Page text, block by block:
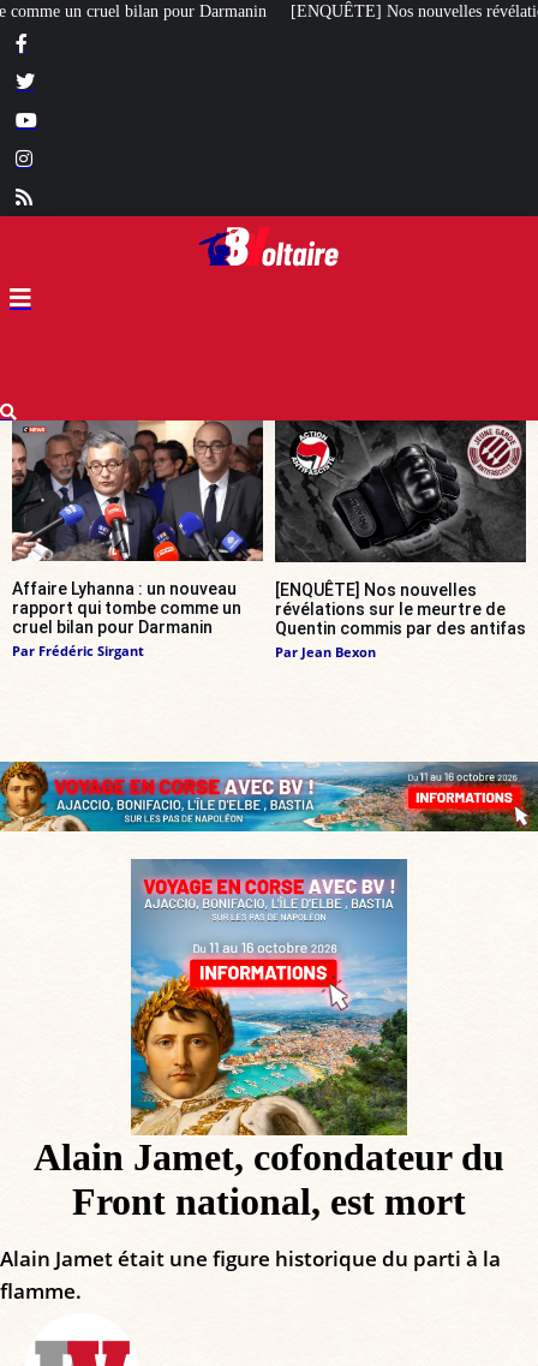
[ENQUÊTE] Nos nouvelles révélations sur le meurtre de Quentin
Affaire Lyhanna : un nouveau
rapport qui tombe comme un
cruel bilan pour Darmanin
Par Frédéric Sirgant
[ENQUÊTE] Nos nouvelles
révélations sur le meurtre de
Quentin commis par des antifas
Par Jean Bexon
Alain Jamet, cofondateur du
Front national, est mort
Alain Jamet était une figure historique du parti à la
flamme.